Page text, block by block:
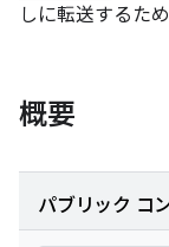
しに転送するた
概要
パブリック コ